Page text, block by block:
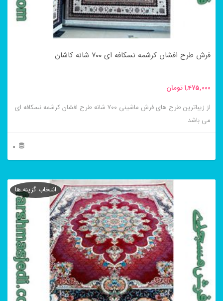
صفحه
انتخاب
شوند
فرش طرح افشان کرشمه نسکافه ای ۷۰۰ شانه کاشان
1,475,000تومان
از زیباترین طرح های فرش ماشینی ۷۰۰ شانه طرح افشان کرشمه نسکافه ای
می باشد
0
محصول
مختلفی
باشد.
گزینه
ها
انتخاب گزینه ها